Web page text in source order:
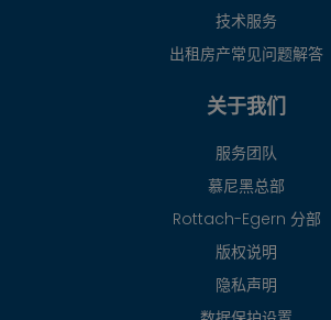
技术服务
出租房产常见问题解答
关于我们
服务团队
慕尼黑总部
Rottach-Egern 分部
版权说明
隐私声明